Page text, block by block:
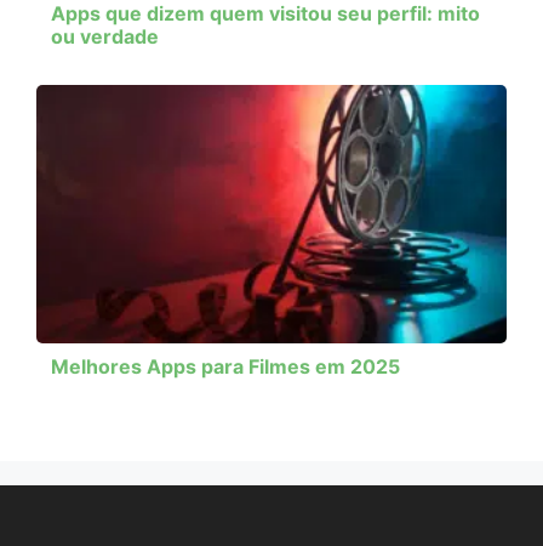
Apps que dizem quem visitou seu perfil: mito
ou verdade
Melhores Apps para Filmes em 2025